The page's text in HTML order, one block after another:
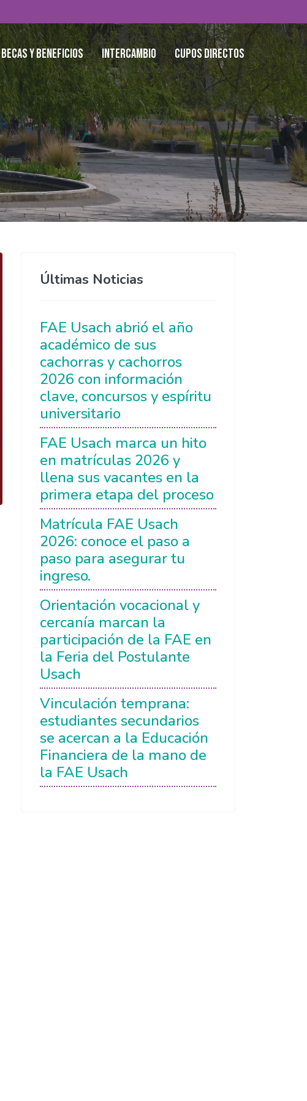
Becas y Beneficios Intercambio Cupos Directos
Últimas Noticias
FAE Usach abrió el año
académico de sus
cachorras y cachorros
2026 con información
clave, concursos y espíritu
universitario
FAE Usach marca un hito
en matrículas 2026 y
llena sus vacantes en la
primera etapa del proceso
Matrícula FAE Usach
2026: conoce el paso a
paso para asegurar tu
ingreso.
Orientación vocacional y
cercanía marcan la
participación de la FAE en
la Feria del Postulante
Usach
Vinculación temprana:
estudiantes secundarios
se acercan a la Educación
Financiera de la mano de
la FAE Usach